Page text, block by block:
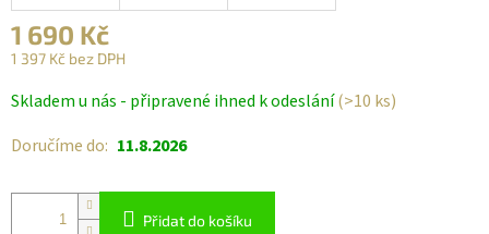
1 690 Kč
1 397 Kč bez DPH
cena:
Skladem u nás - připravené ihned k odeslání(>10 ks)
Doručíme do: 11.8.2026
Přidat do košíku